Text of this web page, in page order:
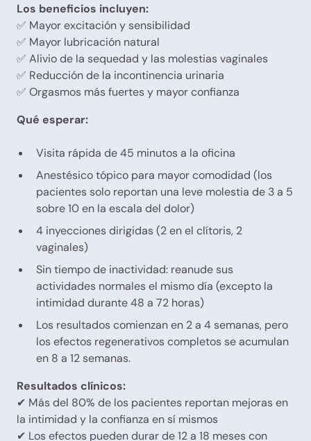
Los beneficios incluyen:
✅ Mayor excitación y sensibilidad
✅ Mayor lubricación natural
✅ Alivio de la sequedad y las molestias vaginales
✅ Reducción de la incontinencia urinaria
✅ Orgasmos más fuertes y mayor confianza
Qué esperar:
Visita rápida de 45 minutos a la oficina
Anestésico tópico para mayor comodidad (los
pacientes solo reportan una leve molestia de 3 a 5
sobre 10 en la escala del dolor)
4 inyecciones dirigidas (2 en el clítoris, 2
vaginales)
Sin tiempo de inactividad: reanude sus
actividades normales el mismo día (excepto la
intimidad durante 48 a 72 horas)
Los resultados comienzan en 2 a 4 semanas, pero
los efectos regenerativos completos se acumulan
en 8 a 12 semanas.
Resultados clínicos:
✔ Más del 80% de los pacientes reportan mejoras en
la intimidad y la confianza en sí mismos
✔ Los efectos pueden durar de 12 a 18 meses con